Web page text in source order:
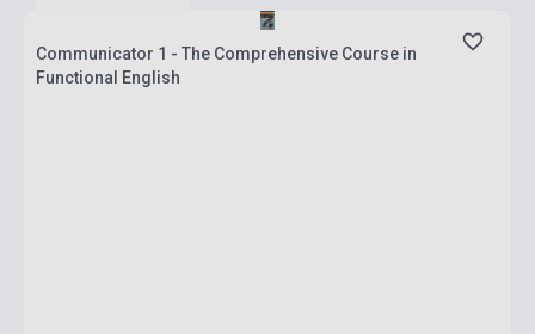
Communicator 1 - The Comprehensive Course in
Functional English